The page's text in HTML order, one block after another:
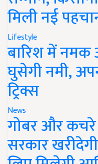
मिली नई
Lifestyle
बारिश में नमक
घुसेगी नमी,
ट्रिक्स
News
गोबर और कचरे
सरकार